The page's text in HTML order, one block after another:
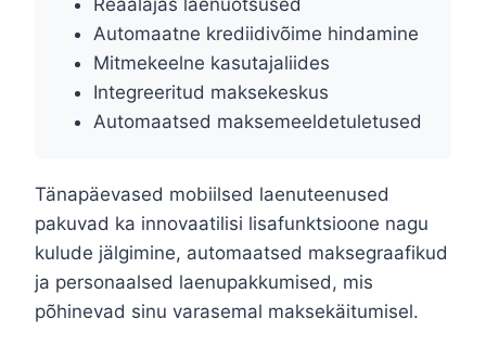
Reaalajas laenuotsused
Automaatne krediidivõime hindamine
Mitmekeelne kasutajaliides
Integreeritud maksekeskus
Automaatsed maksemeeldetuletused
Tänapäevased mobiilsed laenuteenused
pakuvad ka innovaatilisi lisafunktsioone nagu
kulude jälgimine, automaatsed maksegraafikud
ja personaalsed laenupakkumised, mis
põhinevad sinu varasemal maksekäitumisel.